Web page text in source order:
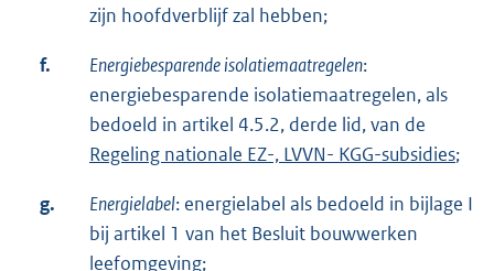
zijn hoofdverblijf zal hebben;
f. Energiebesparende isolatiemaatregelen:
energiebesparende isolatiemaatregelen, als
bedoeld in artikel 4.5.2, derde lid, van de
Regeling nationale EZ-, LVVN- KGG-subsidies;
g. Energielabel: energielabel als bedoeld in bijlage I
bij artikel 1 van het Besluit bouwwerken
leefomgeving;